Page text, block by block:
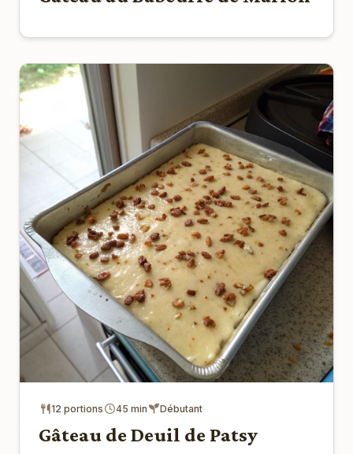
12 portions 45 min Débutant
Gâteau de Deuil de Patsy